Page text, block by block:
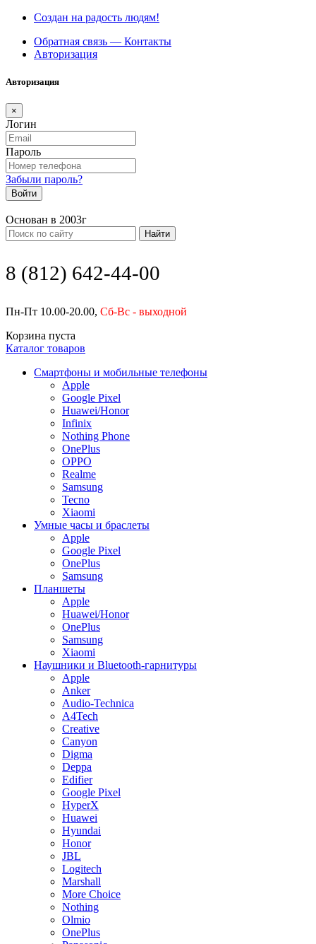
Создан на радость людям!
Обратная связь — Контакты
Авторизация
Авторизация
×
Логин
Пароль
Забыли пароль?
Войти
Основан в 2003г
Найти
8 (812) 642-44-00
Пн-Пт 10.00-20.00, Сб-Вс - выходной
Корзина пуста
Каталог товаров
Смартфоны и мобильные телефоны
Apple
Google Pixel
Huawei/Honor
Infinix
Nothing Phone
OnePlus
OPPO
Realme
Samsung
Tecno
Xiaomi
Умные часы и браслеты
Apple
Google Pixel
OnePlus
Samsung
Планшеты
Apple
Huawei/Honor
OnePlus
Samsung
Xiaomi
Наушники и Bluetooth-гарнитуры
Apple
Anker
Audio-Technica
A4Tech
Creative
Canyon
Digma
Deppa
Edifier
Google Pixel
HyperX
Huawei
Hyundai
Honor
JBL
Logitech
Marshall
More Choice
Nothing
Olmio
OnePlus